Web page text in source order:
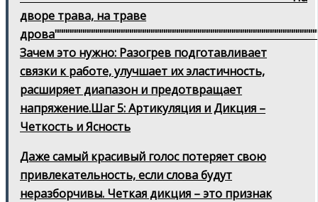
дворе трава, на траве
Зачем это нужно: Разогрев подготавливает
связки к работе, улучшает их эластичность,
расширяет диапазон и предотвращает
напряжение.Шаг 5: Артикуляция и Дикция –
Четкость и Ясность
Даже самый красивый голос потеряет свою
привлекательность, если слова будут
неразборчивы. Четкая дикция – это признак